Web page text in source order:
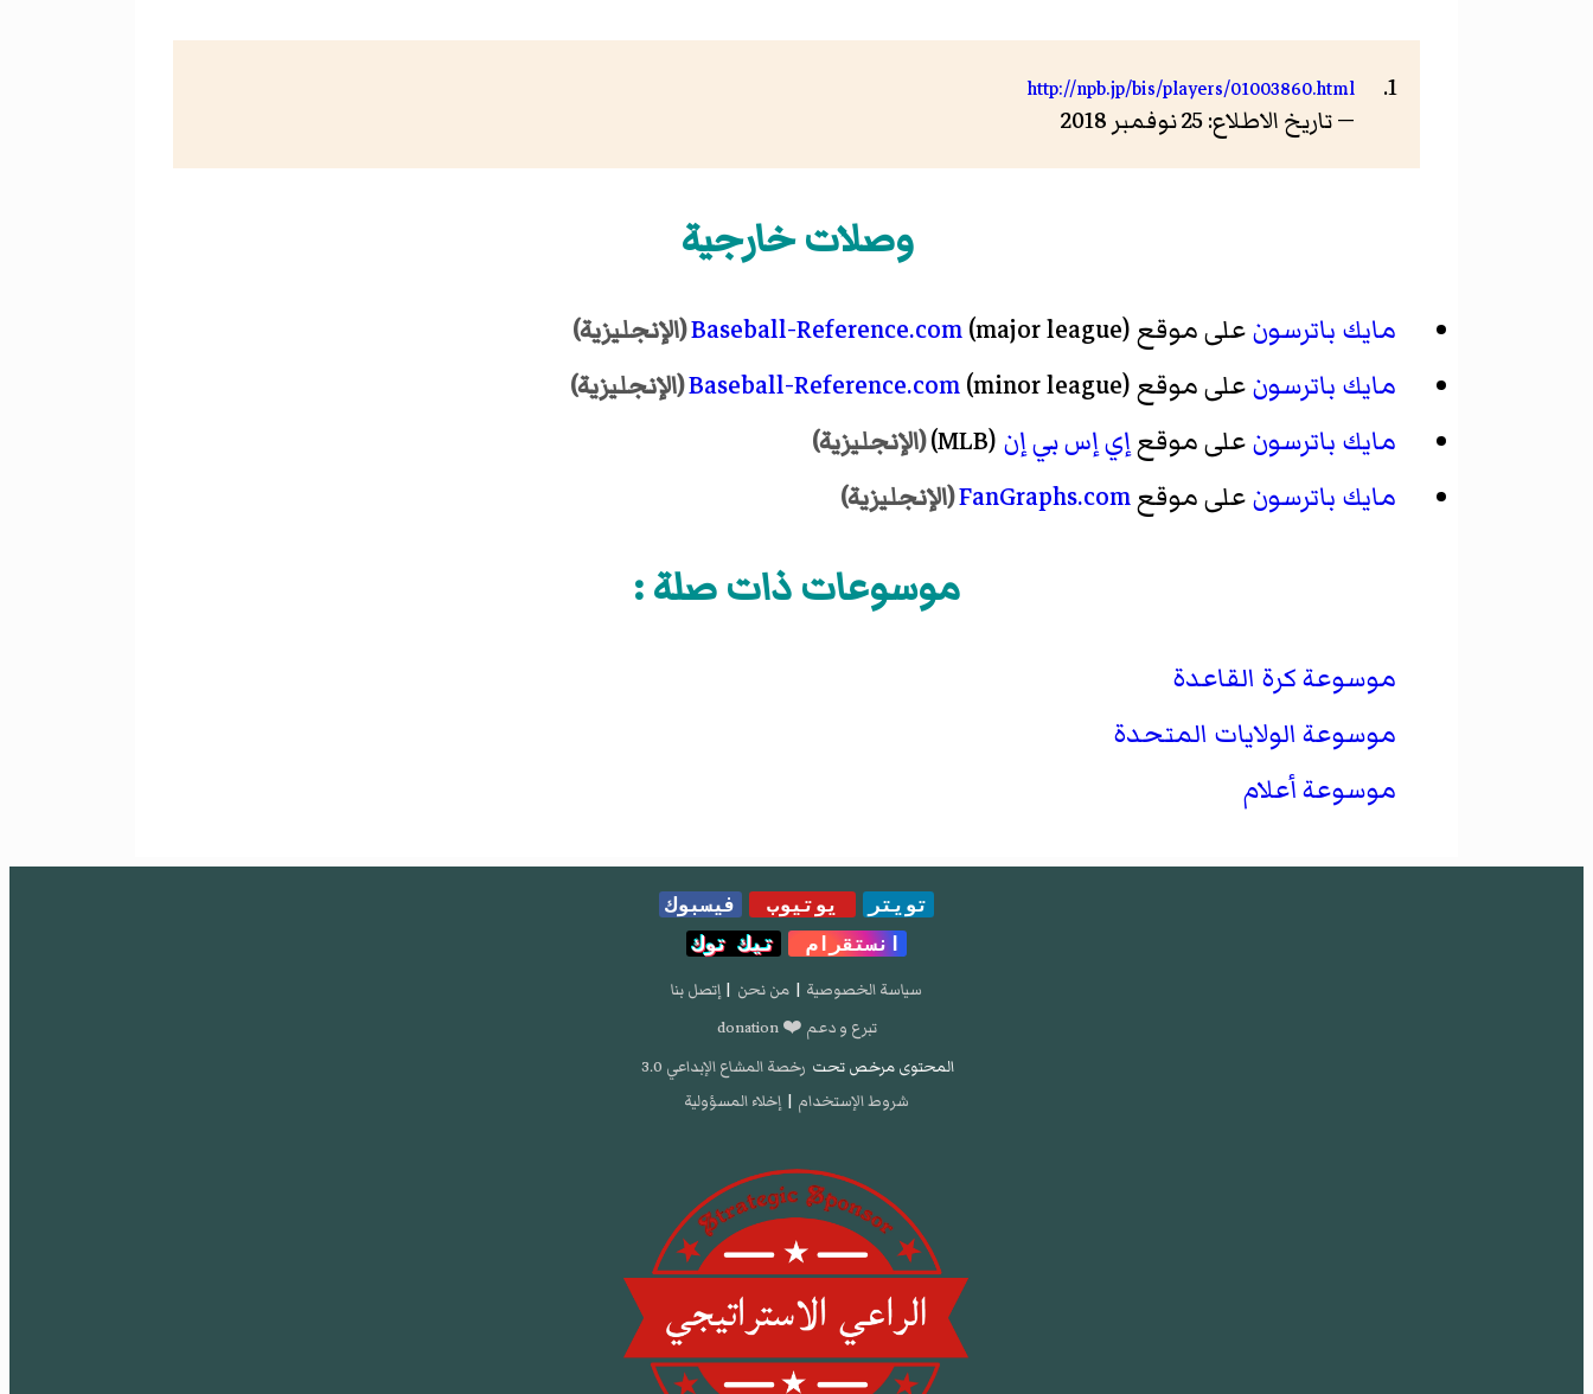
http://npb.jp/bis/players/01003860.html
— تاريخ الاطلاع: 25 نوفمبر 2018
وصلات خارجية
مايك باترسونعلى موقع Baseball-Reference.com(major league) (الإنجليزية)
مايك باترسونعلى موقع Baseball-Reference.com(minor league) (الإنجليزية)
مايك باترسونعلى موقعإي إس بي إن (MLB) (الإنجليزية)
مايك باترسونعلى موقعFanGraphs.com(الإنجليزية)
موسوعات ذات صلة :
موسوعة كرة القاعدة
موسوعة الولايات المتحدة
موسوعة أعلام
تويتر يوتيوب
فيسبوك
انستقرام
تيك توك
سياسة الخصوصية | من نحن | إتصل بنا
تبرع و دعم ❤️ donation
المحتوى مرخص تحت رخصة المشاع الإبداعي 3.0
شروط الإستخدام | إخلاء المسؤولية